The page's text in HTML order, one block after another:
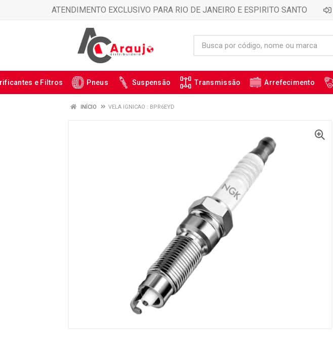
ATENDIMENTO EXCLUSIVO PARA RIO DE JANEIRO E ESPIRITO SANTO
e Filtros Pneus Suspensão Transmissão Arrefecimento
INÍCIO VELA IGNICAO : BPR6EYD